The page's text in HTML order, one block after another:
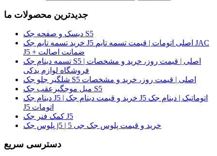
جدیدترین محصولات ما
دیسک و صفحه جک S5
خرید تسمه تایم جک J5 اصلی اتومات | قیمت تسمه تایم JAC
J5 + ضمانت اصالت
تسمه دینام جک S5 اصلی | قیمت روز، خرید و مشخصات |
فروشگاه لوازم یدکی
شلگیر جلو جک S5 اصلی | قیمت روز، خرید و مشخصات
میل موجگیرعقب جک S5
دینام جک J5 | خرید و قیمت دینام جک J5 اتوماتیک | دینام جک
J5 اتومات
کمک فنر جک J5
پلوس جک j5 | خرید و قیمت پلوس جک جی 5
دسترسی سریع